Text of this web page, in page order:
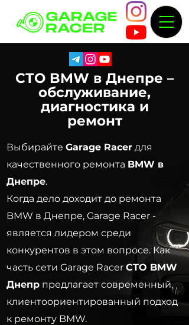
СТО BMW в Днепре –
обслуживание,
диагностика и
ремонт
Выбирайте Garage Racer для
качественного ремонта BMW в
Днепре.
Когда дело доходит до ремонта
BMW в Днепре, Garage Racer -
является лидером среди
конкурентов в этом вопросе. Как
часть сети Garage Racer СTO BMW
Днепр предлагает современный,
клиентоориентированный подход
к ремонту BMW.